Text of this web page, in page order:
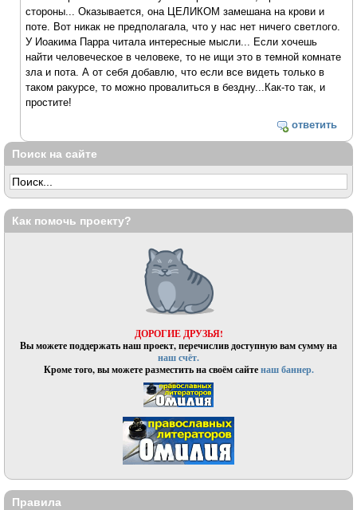
стороны... Оказывается, она ЦЕЛИКОМ замешана на крови и
поте. Вот никак не предполагала, что у нас нет ничего светлого.
У Иоакима Парра читала интересные мысли... Если хочешь
найти человеческое в человеке, то не ищи это в темной комнате
зла и пота. А от себя добавлю, что если все видеть только в
таком ракурсе, то можно провалиться в бездну...Как-то так, и
простите!
ответить
Поиск на сайте
Как помочь проекту?
ДОРОГИЕ ДРУЗЬЯ!
Вы можете поддержать наш проект, перечислив доступную вам сумму на
наш счёт.
Кроме того, вы можете разместить на своём сайтенаш баннер.
Правила